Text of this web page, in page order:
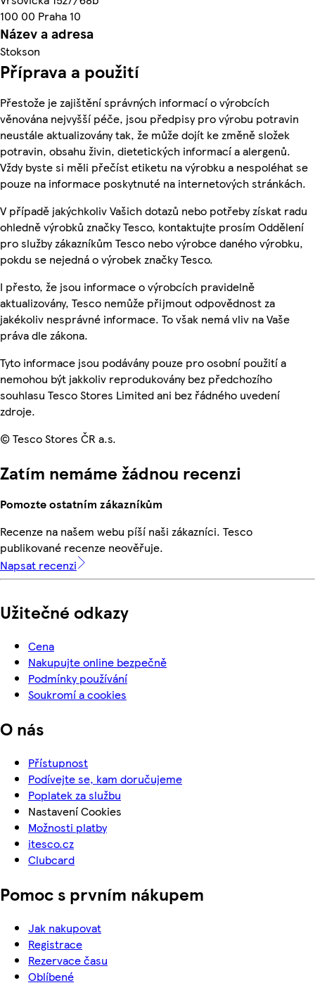
100 00 Praha 10
Název a adresa
Stokson
Příprava a použití
Přestože je zajištění správných informací o výrobcích
věnována nejvyšší péče, jsou předpisy pro výrobu potravin
neustále aktualizovány tak, že může dojít ke změně složek
potravin, obsahu živin, dietetických informací a alergenů.
Vždy byste si měli přečíst etiketu na výrobku a nespoléhat se
pouze na informace poskytnuté na internetových stránkách.
V případě jakýchkoliv Vašich dotazů nebo potřeby získat radu
ohledně výrobků značky Tesco, kontaktujte prosím Oddělení
pro služby zákazníkům Tesco nebo výrobce daného výrobku,
pokdu se nejedná o výrobek značky Tesco.
I přesto, že jsou informace o výrobcích pravidelně
aktualizovány, Tesco nemůže přijmout odpovědnost za
jakékoliv nesprávné informace. To však nemá vliv na Vaše
práva dle zákona.
Tyto informace jsou podávány pouze pro osobní použití a
nemohou být jakkoliv reprodukovány bez předchozího
souhlasu Tesco Stores Limited ani bez řádného uvedení
zdroje.
© Tesco Stores ČR a.s.
Zatím nemáme žádnou recenzi
Pomozte ostatním zákazníkům
Recenze na našem webu píší naši zákazníci. Tesco
publikované recenze neověřuje.
Napsat recenzi
Užitečné odkazy
Cena
Nakupujte online bezpečně
Podmínky používání
Soukromí a cookies
O nás
Přístupnost
Podívejte se, kam doručujeme
Poplatek za službu
Nastavení Cookies
Možnosti platby
itesco.cz
Clubcard
Pomoc s prvním nákupem
Jak nakupovat
Registrace
Rezervace času
Oblíbené